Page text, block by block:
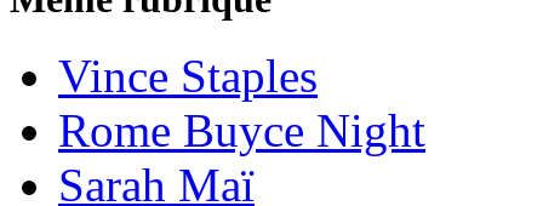
Vince Staples
Rome Buyce Night
Sarah Maï